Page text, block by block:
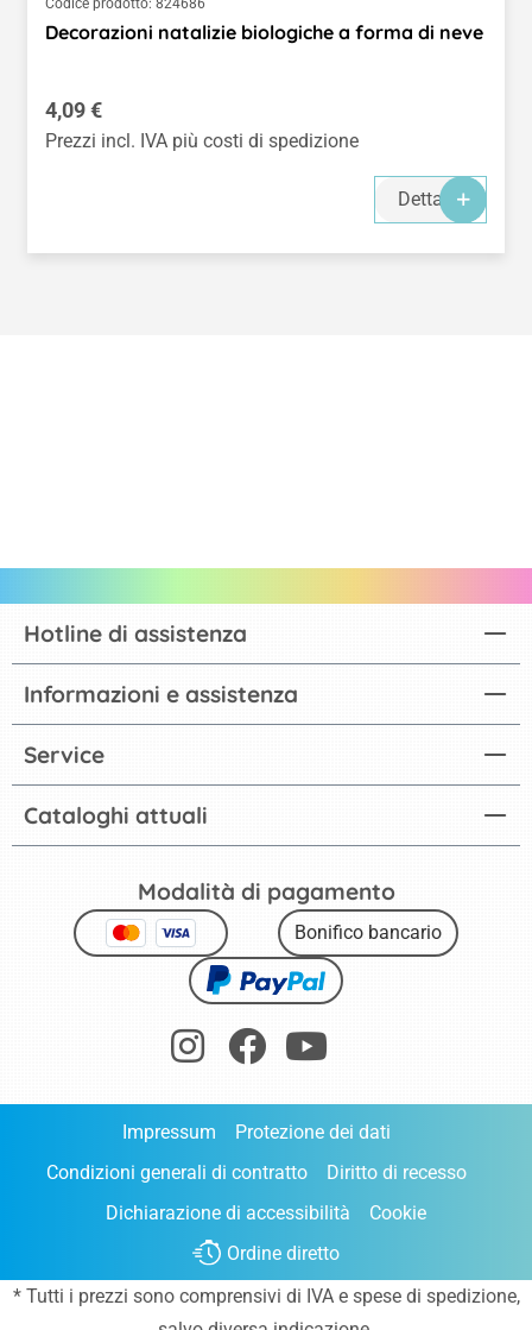
Codice prodotto: 824686
Decorazioni natalizie biologiche a forma di neve
Prezzo normale:
4,09 €
Prezzi incl. IVA più costi di spedizione
Dettagli
Cataloghi attuali
Hotline di assistenza
Informazioni e assistenza
Service
Modalità di pagamento
Bonifico bancario
Impressum
Protezione dei dati
Condizioni generali di contratto
Diritto di recesso
Dichiarazione di accessibilità
Cookie
Ordine diretto
* Tutti i prezzi sono comprensivi di IVA e spese di spedizione,